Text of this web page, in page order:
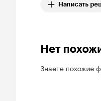
Написать
Нет
Знаете похожие